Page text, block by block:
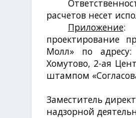
расчетов несет
Приложение:
проектирование
Молл» по
Хомутово, 2-ая
штампом
Заместитель